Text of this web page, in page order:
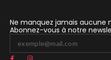
Ne manquez jamais aucune
Abonnez-vous à notre